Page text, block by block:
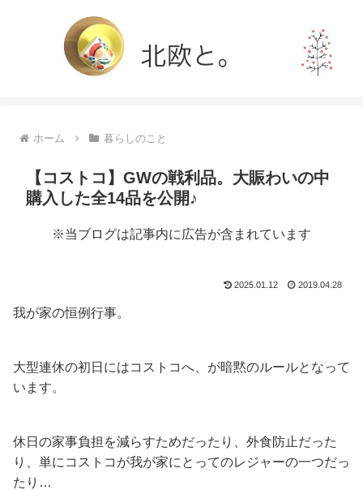
ホーム 暮らしのこと
【コストコ】GWの戦利品。大賑わいの中
購入した全14品を公開♪
※当ブログは記事内に広告が含まれています
2025.01.12 2019.04.28
我が家の恒例行事。
大型連休の初日にはコストコへ、が暗黙のルールとなって
います。
休日の家事負担を減らすためだったり、外食防止だった
り、単にコストコが我が家にとってのレジャーの一つだっ
たり…